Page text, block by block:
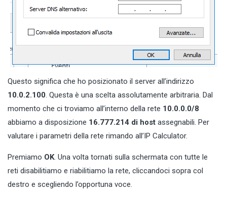
Questo significa che ho posizionato il server all’indirizzo
10.0.2.100. Questa è una scelta assolutamente arbitraria. Dal
momento che ci troviamo all’interno della rete 10.0.0.0/8
abbiamo a disposizione 16.777.214 di host assegnabili. Per
valutare i parametri della rete rimando all’ IP Calculator.
Premiamo OK. Una volta tornati sulla schermata con tutte le
reti disabilitiamo e riabilitiamo la rete, cliccandoci sopra col
destro e scegliendo l’opportuna voce.